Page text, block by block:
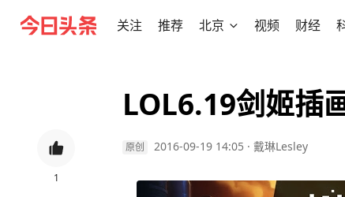
关注 推荐 北京 视频 财经
1
LOL6.19剑姬插
原创 2016-09-19 14:05 · 戴琳Lesley